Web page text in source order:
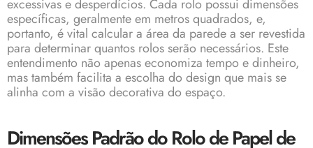
excessivas e desperdícios. Cada rolo possui dimensões
específicas, geralmente em metros quadrados, e,
portanto, é vital calcular a área da parede a ser revestida
para determinar quantos rolos serão necessários. Este
entendimento não apenas economiza tempo e dinheiro,
mas também facilita a escolha do design que mais se
alinha com a visão decorativa do espaço.
Dimensões Padrão do Rolo de Papel de